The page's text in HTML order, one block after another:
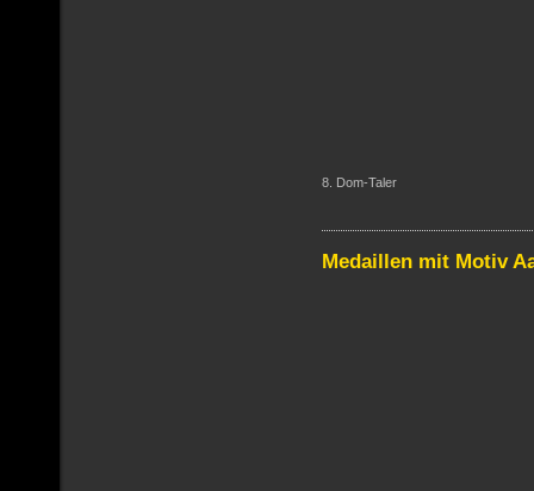
8. Dom-Taler
Medaillen mit Motiv